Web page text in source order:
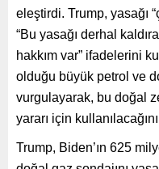
eleştirdi. Trump, yasağı
“Bu yasağı derhal
hakkım var” ifadelerini
olduğu büyük petrol ve
vurgulayarak, bu doğal
yararı için
Trump, Biden’ın 625